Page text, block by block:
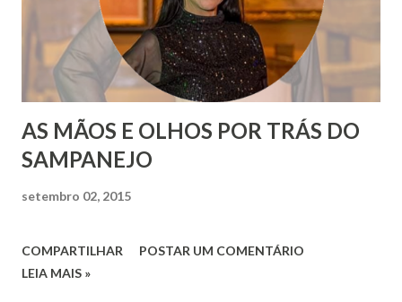
AS MÃOS E OLHOS POR TRÁS DO
SAMPANEJO
setembro 02, 2015
COMPARTILHAR
POSTAR UM COMENTÁRIO
LEIA MAIS »